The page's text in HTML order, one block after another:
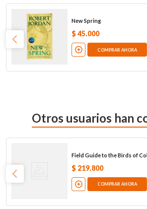
New Spring
$ 45.000
COMPRAR AHORA
Otros usuarios han
Field Guide to the Birds of
$ 219.800
COMPRAR AHORA